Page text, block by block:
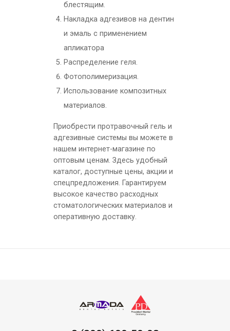
блестящим.
Накладка адгезивов на дентин
и эмаль с применением
апликатора
Распределение геля.
Фотополимеризация.
Использование композитных
материалов.
Приобрести протравочный гель и
адгезивные системы вы можете в
нашем интернет-магазине по
оптовым ценам. Здесь удобный
каталог, доступные цены, акции и
спецпредложения. Гарантируем
высокое качество расходных
стоматологических материалов и
оперативную доставку.